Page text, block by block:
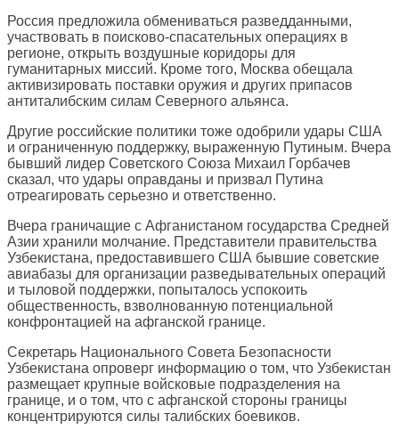
Россия предложила обмениваться разведданными,
участвовать в поисково-спасательных операциях в
регионе, открыть воздушные коридоры для
гуманитарных миссий. Кроме того, Москва обещала
активизировать поставки оружия и других припасов
антиталибским силам Северного альянса.
Другие российские политики тоже одобрили удары США
и ограниченную поддержку, выраженную Путиным. Вчера
бывший лидер Советского Союза Михаил Горбачев
сказал, что удары оправданы и призвал Путина
отреагировать серьезно и ответственно.
Вчера граничащие с Афганистаном государства Средней
Азии хранили молчание. Представители правительства
Узбекистана, предоставившего США бывшие советские
авиабазы для организации разведывательных операций
и тыловой поддержки, попыталось успокоить
общественность, взволнованную потенциальной
конфронтацией на афганской границе.
Секретарь Национального Совета Безопасности
Узбекистана опроверг информацию о том, что Узбекистан
размещает крупные войсковые подразделения на
границе, и о том, что с афганской стороны границы
концентрируются силы талибских боевиков.